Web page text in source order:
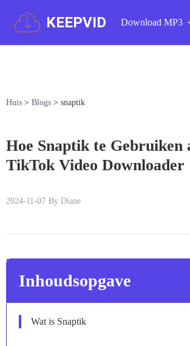
KEEPVID Download MP3
Huis > Blogs > snaptik
Hoe Snaptik te Gebruiken
TikTok Video Downloader
2024-11-07 By Diane
Inhoudsopgave
Wat is Snaptik